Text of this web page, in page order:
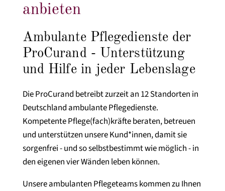
anbieten
Ambulante Pflegedienste der
ProCurand - Unterstützung
und Hilfe in jeder Lebenslage
Die ProCurand betreibt zurzeit an 12 Standorten in
Deutschland ambulante Pflegedienste.
Kompetente Pflege(fach)kräfte beraten, betreuen
und unterstützen unsere Kund*innen, damit sie
sorgenfrei - und so selbstbestimmt wie möglich - in
den eigenen vier Wänden leben können.
Unsere ambulanten Pflegeteams kommen zu Ihnen